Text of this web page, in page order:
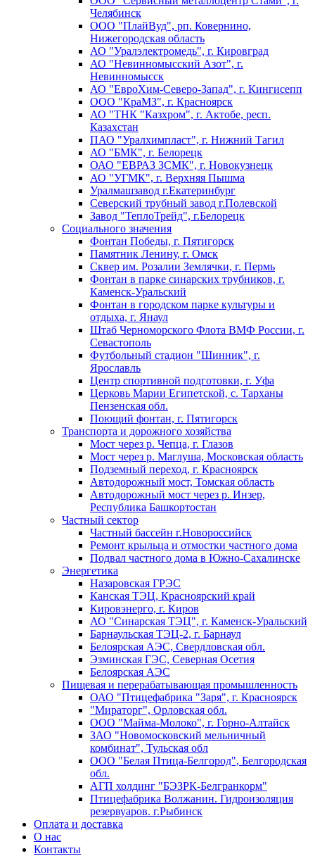
Челябинск
ООО "ПлайВуд", рп. Ковернино,
Нижегородская область
АО "Уралэлектромедь", г. Кировград
АО "Невинномысский Азот", г.
Невинномысск
АО "ЕвроХим-Северо-Запад", г. Кингисепп
ООО "КраМЗ", г. Красноярск
АО "ТНК "Казхром", г. Актобе, респ.
Казахстан
ПАО "Уралхимпласт", г. Нижний Тагил
АО "БМК", г. Белорецк
ОАО "ЕВРАЗ ЗСМК", г. Новокузнецк
АО "УГМК", г. Верхняя Пышма
Уралмашзавод г.Екатеринбург
Северский трубный завод г.Полевской
Завод "ТеплоТрейд", г.Белорецк
Социального значения
Фонтан Победы, г. Пятигорск
Памятник Ленину, г. Омск
Сквер им. Розалии Землячки, г. Пермь
Фонтан в парке синарских трубников, г.
Каменск-Уральский
Фонтан в городском парке культуры и
отдыха, г. Янаул
Штаб Черноморского Флота ВМФ России, г.
Севастополь
Футбольный стадион "Шинник", г.
Ярославль
Центр спортивной подготовки, г. Уфа
Церковь Марии Египетской, с. Тарханы
Пензенская обл.
Поющий фонтан, г. Пятигорск
Транспорта и дорожного хозяйства
Мост через р. Чепца, г. Глазов
Мост через р. Маглуша, Московская область
Подземный переход, г. Красноярск
Автодорожный мост, Томская область
Автодорожный мост через р. Инзер,
Республика Башкортостан
Частный сектор
Частный бассейн г.Новороссийск
Ремонт крыльца и отмостки частного дома
Подвал частного дома в Южно-Сахалинске
Энергетика
Назаровская ГРЭС
Канская ТЭЦ, Красноярский край
Кировэнерго, г. Киров
АО "Синарская ТЭЦ", г. Каменск-Уральский
Барнаульская ТЭЦ-2, г. Барнаул
Белоярская АЭС, Свердловская обл.
Эзминская ГЭС, Северная Осетия
Белоярская АЭС
Пищевая и перерабатывающая промышленность
ОАО "Птицефабрика "Заря", г. Красноярск
"Мираторг", Орловская обл.
ООО "Майма-Молоко", г. Горно-Алтайск
ЗАО "Новомосковский мельничный
комбинат", Тульская обл
ООО "Белая Птица-Белгород", Белгородская
обл.
АГП холдинг "БЭЗРК-Белгранкорм"
Птицефабрика Волжанин. Гидроизоляция
резервуаров. г.Рыбинск
Оплата и доставка
О нас
Контакты